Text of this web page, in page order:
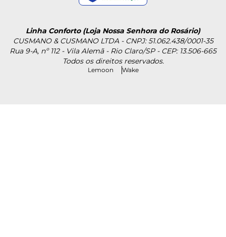
Linha Conforto (Loja Nossa Senhora do Rosário)
CUSMANO & CUSMANO LTDA - CNPJ: 51.062.438/0001-35
Rua 9-A, nº 112 - Vila Alemã - Rio Claro/SP - CEP: 13.506-665
Todos os direitos reservados.
Lemoon Wake